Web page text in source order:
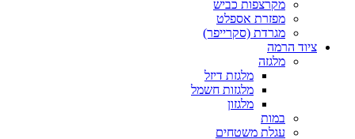
מקרצפות כביש
מפזרת אספלט
מגרדת (סקרייפר)
ציוד הרמה
מלגזה
מלגזת דיזל
מלגזות חשמל
מלגזון
במות
עגלת משטחים